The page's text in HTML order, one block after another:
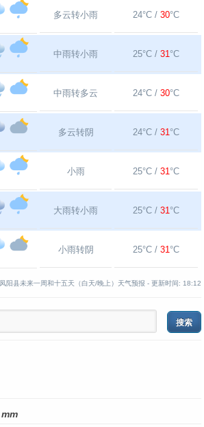
多云转小雨 24°C / 30°C
中雨转小雨 25°C / 31°C
中雨转多云 24°C / 30°C
多云转阴 24°C / 31°C
小雨 25°C / 31°C
大雨转小雨 25°C / 31°C
小雨转阴 25°C / 31°C
凤阳县未来一周和十五天（白天/晚上）天气预报 - 更新时间: 18:12
mm